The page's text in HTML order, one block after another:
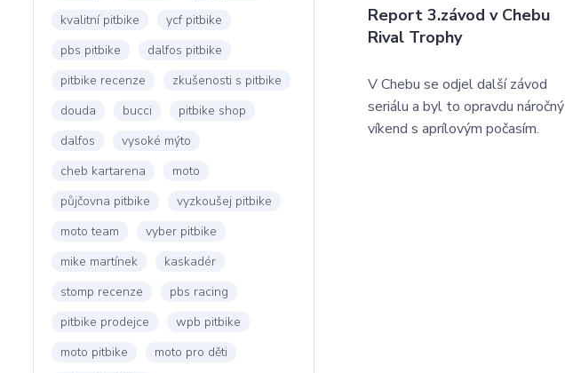
kvalitní pitbike
ycf pitbike
pbs pitbike
dalfos pitbike
pitbike recenze
zkušenosti s pitbike
douda
bucci
pitbike shop
dalfos
vysoké mýto
cheb kartarena
moto
půjčovna pitbike
vyzkoušej pitbike
moto team
vyber pitbike
mike martínek
kaskadér
stomp recenze
pbs racing
pitbike prodejce
wpb pitbike
moto pitbike
moto pro děti
Report 3.závod v Chebu
Rival Trophy
V Chebu se odjel další závod
seriálu a byl to opravdu náročný
víkend s aprílovým počasím.